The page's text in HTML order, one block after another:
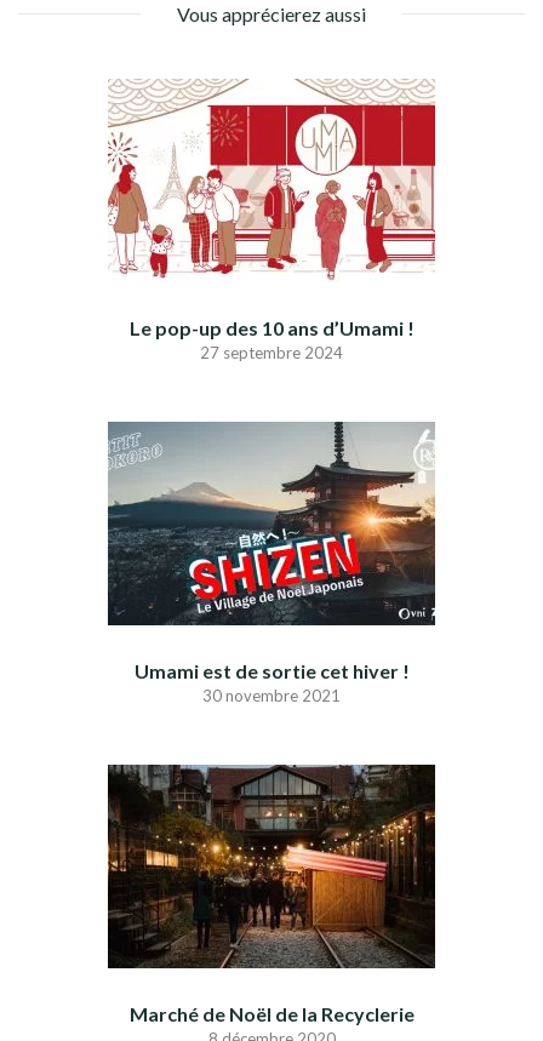
Vous apprécierez aussi
Le pop-up des 10 ans d’Umami !
27 septembre 2024
Umami est de sortie cet hiver !
30 novembre 2021
Marché de Noël de la Recyclerie